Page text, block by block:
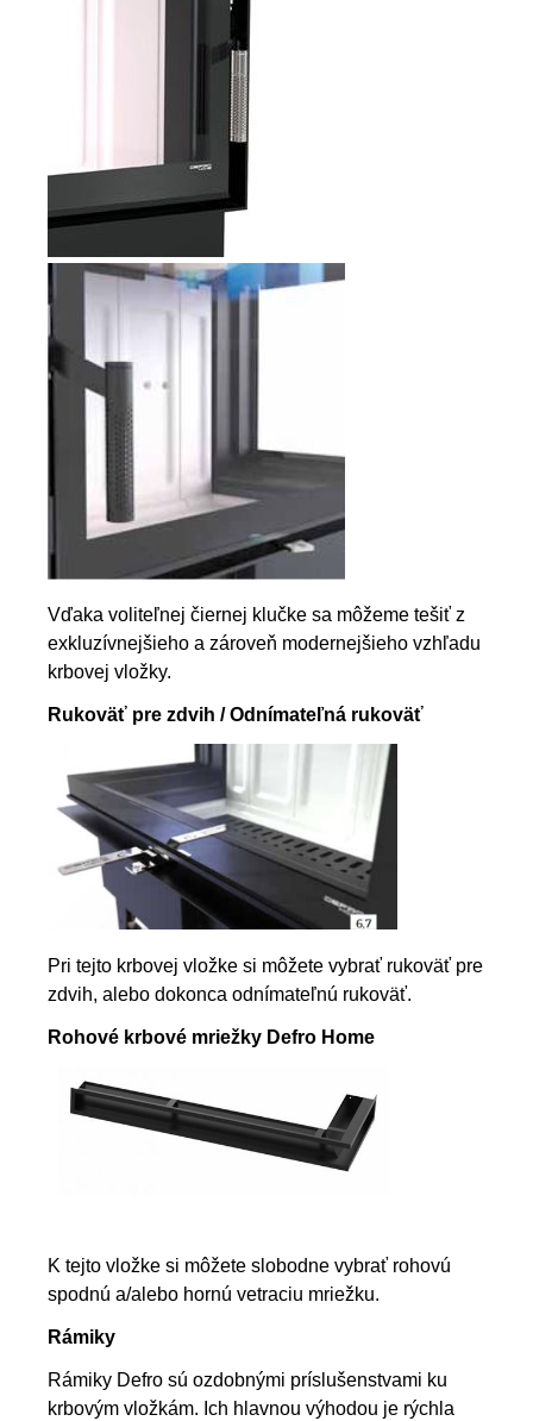
Vďaka voliteľnej čiernej klučke sa môžeme tešiť z
exkluzívnejšieho a zároveň modernejšieho vzhľadu
krbovej vložky.
Rukoväť pre zdvih / Odnímateľná rukoväť
Pri tejto krbovej vložke si môžete vybrať rukoväť pre
zdvih, alebo dokonca odnímateľnú rukoväť.
Rohové krbové mriežky Defro Home
K tejto vložke si môžete slobodne vybrať rohovú
spodnú a/alebo hornú vetraciu mriežku.
Rámiky
Rámiky Defro sú ozdobnými príslušenstvami ku
krbovým vložkám. Ich hlavnou výhodou je rýchla